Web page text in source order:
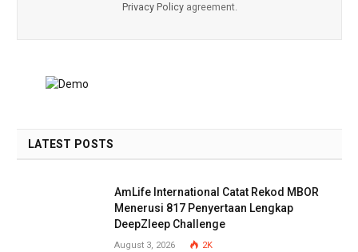
Privacy Policyagreement.
LATEST POSTS
AmLife International Catat Rekod MBOR
Menerusi 817 Penyertaan Lengkap
DeepZleep Challenge
August 3, 2026 2K